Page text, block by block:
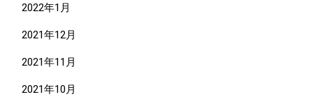
2022年1月
2021年12月
2021年11月
2021年10月